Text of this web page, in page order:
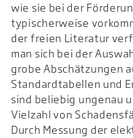
wie sie bei der
typischerweise
der freien Literatur
man sich bei der
grobe Abschätzungen
Standardtabellen und
sind beliebig ungenau
Vielzahl von
Durch Messung der